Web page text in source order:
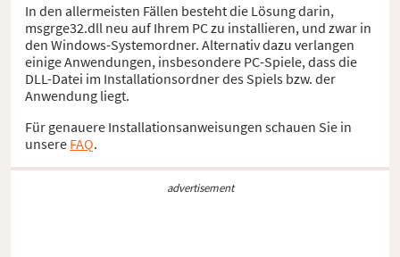
In den allermeisten Fällen besteht die Lösung darin,
msgrge32.dll neu auf Ihrem PC zu installieren, und zwar in
den Windows-Systemordner. Alternativ dazu verlangen
einige Anwendungen, insbesondere PC-Spiele, dass die
DLL-Datei im Installationsordner des Spiels bzw. der
Anwendung liegt.
Für genauere Installationsanweisungen schauen Sie in
unsere FAQ.
advertisement